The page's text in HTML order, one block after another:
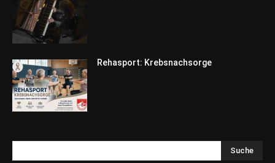
Rehasport: Krebsnachsorge
Suche